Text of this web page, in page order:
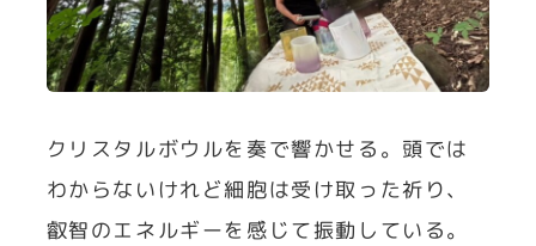
クリスタルボウルを奏で響かせる。頭では
わからないけれど細胞は受け取った祈り、
叡智のエネルギーを感じて振動している。